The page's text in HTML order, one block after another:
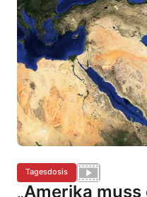
Tagesdosis
„Amerika